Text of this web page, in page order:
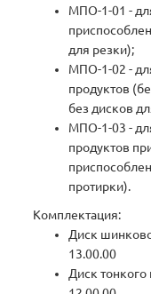
МПО-1-01 -
для резки);
МПО-1-02 -
продуктов
без дисков
МПО-1-03 -
продуктов
протирки).
Комплектация:
Диск
13.00.00
Диск